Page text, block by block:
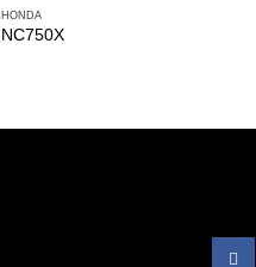
HONDA
NC750X